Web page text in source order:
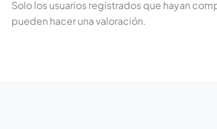
Solo los usuarios registrados que hayan
pueden hacer una valoración.